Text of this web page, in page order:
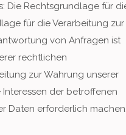
Die Rechtsgrundlage für
für die Verarbeitung zur
von Anfragen ist
rechtlichen
zur Wahrung unserer
Interessen der betroffenen
Daten erforderlich